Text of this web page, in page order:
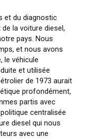
et du diagnostic
la voiture diesel,
pays. Nous
et nous avons
le véhicule
et utilisée
de 1973 aurait
profondément,
partis avec
centralisée
diesel qui nous
avec une